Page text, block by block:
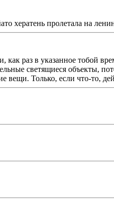
хератень пролетала на
как раз в указанное тобой
светящиеся объекты,
Только, если что-то,